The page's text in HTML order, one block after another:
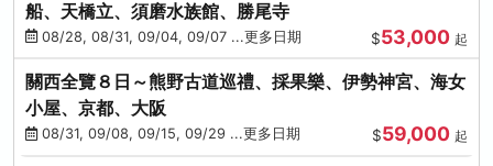
船、天橋立、須磨水族館、勝尾寺
08/28, 08/31, 09/04, 09/07 ...更多日期 $53,000 起
關西全覽８日～熊野古道巡禮、採果樂、伊勢神宮、海女
小屋、京都、大阪
08/31, 09/08, 09/15, 09/29 ...更多日期 $59,000 起